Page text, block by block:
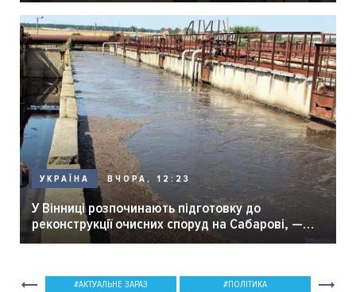
УКРАЇНА ВЧОРА, 12:23
У Вінниці розпочинають підготовку до
реконструкції очисних споруд на Сабарові, —
мер Вінниці.
АКТУАЛЬНЕ ЗАРАЗ ПОЛІТИКА